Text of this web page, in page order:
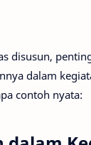
disusun,
dalam
contoh nyata: